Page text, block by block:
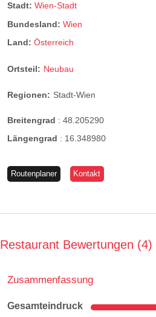
Stadt: Wien-Stadt
Bundesland: Wien
Land: Österreich
Ortsteil: Neubau
Regionen: Stadt-Wien
Breitengrad : 48.205290
Längengrad : 16.348980
Routenplaner Kontakt
Restaurant Bewertungen 4
Zusammenfassung
Gesamteindruck